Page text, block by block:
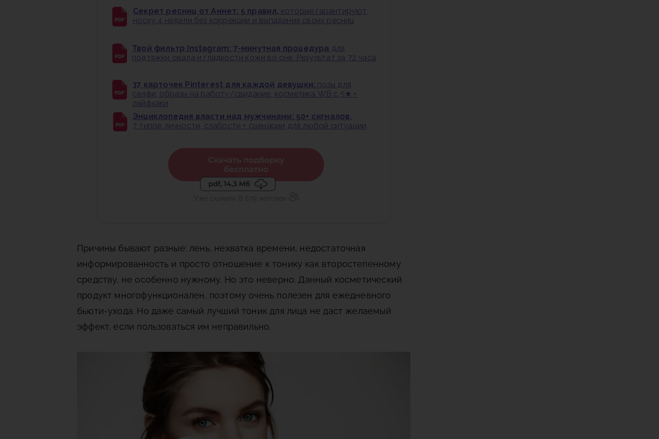
Секрет ресниц от Аннет: 5 правил, которые гарантируют
носку 4 недели без коррекции и выпадения своих ресниц
Твой фильтр Instagram: 7-минутная процедура для
подтяжки овала и гладкости кожи во сне. Результат за 72 часа
37 карточек Pinterest для каждой девушки: позы для
селфи, образы на работу/свидание, косметика WB с 5★ +
лайфхаки
Энциклопедия власти над мужчинами: 50+ сигналов,
7 типов личности, слабости + сценарии для любой ситуации
Причины бывают разные: лень, нехватка времени, недостаточная
информированность и просто отношение к тонику как второстепенному
средству, не особенно нужному. Но это неверно. Данный косметический
продукт многофункционален, поэтому очень полезен для ежедневного
бьюти-ухода. Но даже самый лучший тоник для лица не даст желаемый
эффект, если пользоваться им неправильно.